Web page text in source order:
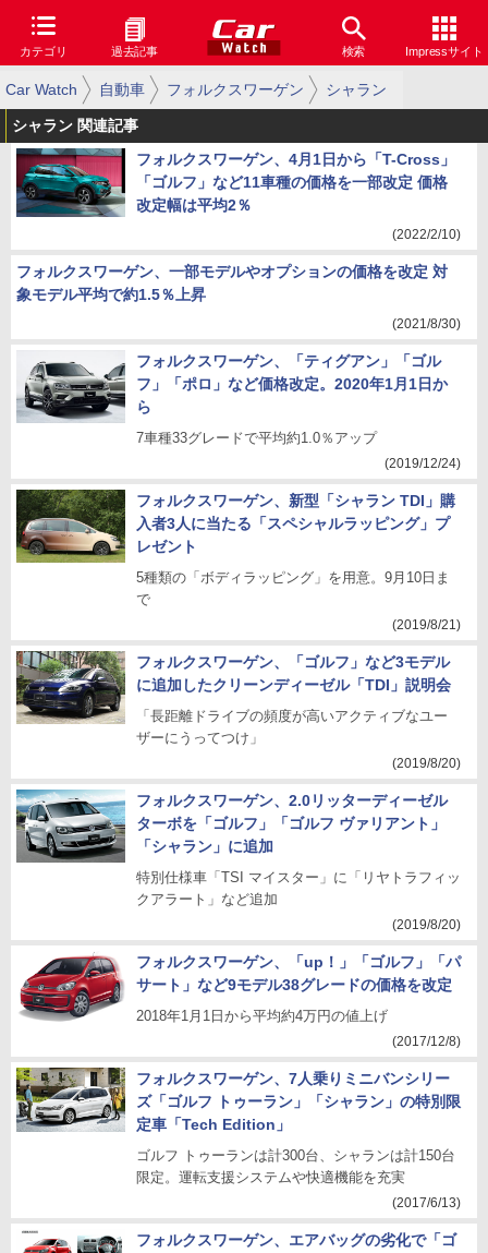
カテゴリ 過去記事 検索 Impressサイト
Car Watch 自動車 フォルクスワーゲン シャラン
シャラン 関連記事
フォルクスワーゲン、4月1日から「T-Cross」
「ゴルフ」など11車種の価格を一部改定 価格
改定幅は平均2％
(2022/2/10)
フォルクスワーゲン、一部モデルやオプションの価格を改定 対
象モデル平均で約1.5％上昇
(2021/8/30)
フォルクスワーゲン、「ティグアン」「ゴル
フ」「ポロ」など価格改定。2020年1月1日か
ら
7車種33グレードで平均約1.0％アップ
(2019/12/24)
フォルクスワーゲン、新型「シャラン TDI」購
入者3人に当たる「スペシャルラッピング」プ
レゼント
5種類の「ボディラッピング」を用意。9月10日ま
で
(2019/8/21)
フォルクスワーゲン、「ゴルフ」など3モデル
に追加したクリーンディーゼル「TDI」説明会
「長距離ドライブの頻度が高いアクティブなユー
ザーにうってつけ」
(2019/8/20)
フォルクスワーゲン、2.0リッターディーゼル
ターボを「ゴルフ」「ゴルフ ヴァリアント」
「シャラン」に追加
特別仕様車「TSI マイスター」に「リヤトラフィッ
クアラート」など追加
(2019/8/20)
フォルクスワーゲン、「up！」「ゴルフ」「パ
サート」など9モデル38グレードの価格を改定
2018年1月1日から平均約4万円の値上げ
(2017/12/8)
フォルクスワーゲン、7人乗りミニバンシリー
ズ「ゴルフ トゥーラン」「シャラン」の特別限
定車「Tech Edition」
ゴルフ トゥーランは計300台、シャランは計150台
限定。運転支援システムや快適機能を充実
(2017/6/13)
フォルクスワーゲン、エアバッグの劣化で「ゴ